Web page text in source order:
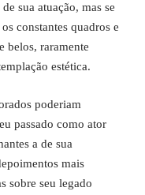
sua atuação, mas se
constantes quadros e
belos, raramente
estética.
poderiam
passado como ator
a de sua
mais
sobre seu legado